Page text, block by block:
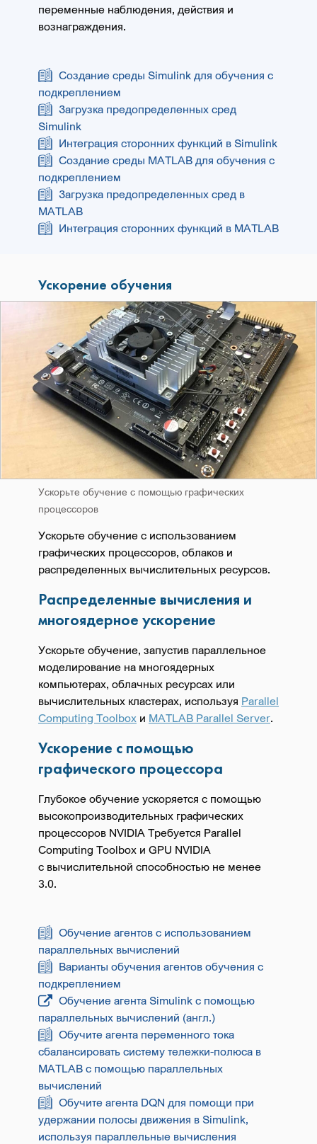
переменные наблюдения, действия и
вознаграждения.
Создание среды Simulink для обучения с
подкреплением
Загрузка предопределенных сред
Simulink
Интеграция сторонних функций в Simulink
Создание среды MATLAB для обучения с
подкреплением
Загрузка предопределенных сред в
MATLAB
Интеграция сторонних функций в MATLAB
Ускорение обучения
Ускорьте обучение с помощью графических
процессоров
Ускорьте обучение с использованием
графических процессоров, облаков и
распределенных вычислительных ресурсов.
Распределенные вычисления и
многоядерное ускорение
Ускорьте обучение, запустив параллельное
моделирование на многоядерных
компьютерах, облачных ресурсах или
вычислительных кластерах, используя Parallel
Computing Toolbox и MATLAB Parallel Server.
Ускорение с помощью
графического процессора
Глубокое обучение ускоряется с помощью
высокопроизводительных графических
процессоров NVIDIA Требуется Parallel
Computing Toolbox и GPU NVIDIA
с вычислительной способностью не менее
3.0.
Обучение агентов с использованием
параллельных вычислений
Варианты обучения агентов обучения с
подкреплением
Обучение агента Simulink с помощью
параллельных вычислений (англ.)
Обучите агента переменного тока
сбалансировать систему тележки-полюса в
MATLAB с помощью параллельных
вычислений
Обучите агента DQN для помощи при
удержании полосы движения в Simulink,
используя параллельные вычисления